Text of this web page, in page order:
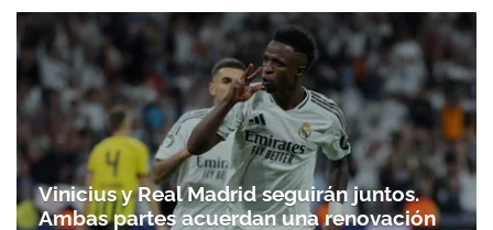
Vinicius y Real Madrid seguirán juntos.
Ambas partes acuerdan una renovación